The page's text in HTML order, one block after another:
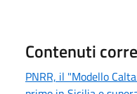
Contenuti
PNRR, il "Modello